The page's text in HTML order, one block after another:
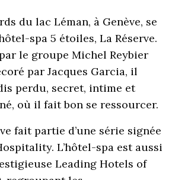
du lac Léman, à Genève, se
spa 5 étoiles, La Réserve.
le groupe Michel Reybier
par Jacques Garcia, il
perdu, secret, intime et
où il fait bon se ressourcer.
fait partie d’une série signée
L’hôtel-spa est aussi
Leading Hotels of